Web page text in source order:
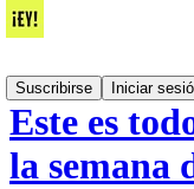
Suscribirse
Iniciar
Este es
la semana